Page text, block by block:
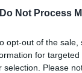
Do Not Process
opt-out of the
for
selection. Please
Aki
apró